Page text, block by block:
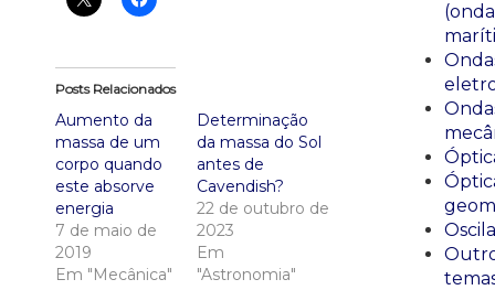
Posts Relacionados
Aumento da
massa de um
corpo quando
este absorve
energia
7 de maio de
2019
Em "Mecânica"
Determinação
da massa do Sol
antes de
Cavendish?
22 de outubro de
2023
Em
"Astronomia"